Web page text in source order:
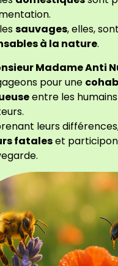
sauvages, elles, sont
à la nature.
Madame Anti
pour une
entre les
leurs
fataleset